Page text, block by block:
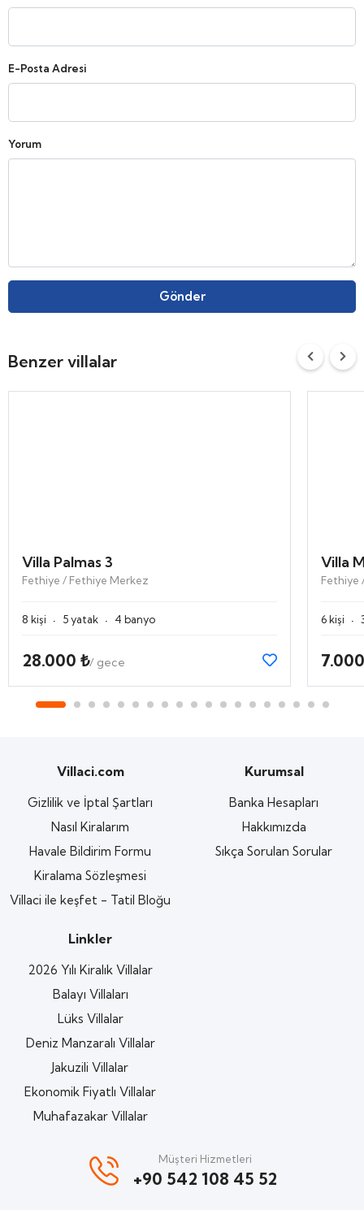
E-Posta Adresi
Yorum
Gönder
Benzer villalar
Villa Palmas 3
Fethiye / Fethiye Merkez
8 kişi · 5 yatak · 4 banyo
28.000 ₺/ gece
Villa
Fethiye
6 kişi ·
Villaci.com
Gizlilik ve İptal Şartları
Nasıl Kiralarım
Havale Bildirim Formu
Kiralama Sözleşmesi
Villaci ile keşfet - Tatil Bloğu
Kurumsal
Banka Hesapları
Hakkımızda
Sıkça Sorulan Sorular
Linkler
2026 Yılı Kiralık Villalar
Balayı Villaları
Lüks Villalar
Deniz Manzaralı Villalar
Jakuzili Villalar
Ekonomik Fiyatlı Villalar
Muhafazakar Villalar
Müşteri Hizmetleri
+90 542 108 45 52